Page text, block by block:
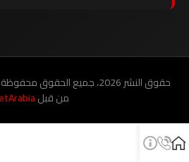
حقوق النشر 2026، جميع الحقوق محفوظة |
من قبل